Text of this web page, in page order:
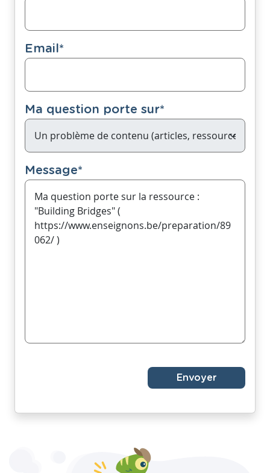
Email*
Ma question porte sur*
Message*
Envoyer